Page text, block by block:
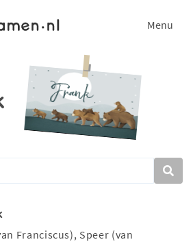
Menu
Franciscus), Speer (van